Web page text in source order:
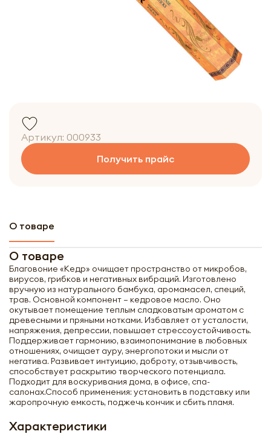
Артикул: 000933
Получить прайс
О товаре
О товаре
Благовоние «Кедр» очищает пространство от микробов,
вирусов, грибков и негативных вибраций. Изготовлено
вручную из натурального бамбука, аромамасел, специй,
трав. Основной компонент – кедровое масло. Оно
окутывает помещение теплым сладковатым ароматом с
древесными и пряными нотками. Избавляет от усталости,
напряжения, депрессии, повышает стрессоустойчивость.
Поддерживает гармонию, взаимопонимание в любовных
отношениях, очищает ауру, энергопотоки и мысли от
негатива. Развивает интуицию, доброту, отзывчивость,
способствует раскрытию творческого потенциала.
Подходит для воскуривания дома, в офисе, спа-
салонах.Способ применения: установить в подставку или
жаропрочную емкость, поджечь кончик и сбить пламя.
Характеристики